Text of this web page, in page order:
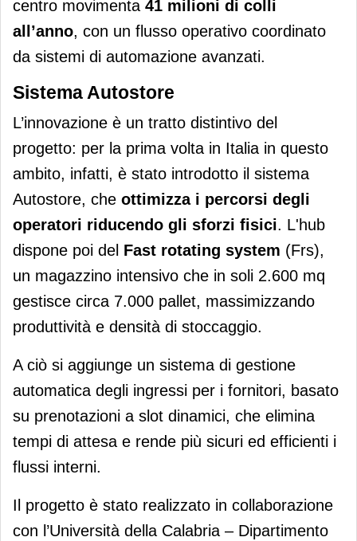
centro movimenta 41 milioni di colli
all’anno, con un flusso operativo coordinato
da sistemi di automazione avanzati.
Sistema Autostore
L’innovazione è un tratto distintivo del
progetto: per la prima volta in Italia in questo
ambito, infatti, è stato introdotto il sistema
Autostore, che ottimizza i percorsi degli
operatori riducendo gli sforzi fisici. L'hub
dispone poi del Fast rotating system (Frs),
un magazzino intensivo che in soli 2.600 mq
gestisce circa 7.000 pallet, massimizzando
produttività e densità di stoccaggio.
A ciò si aggiunge un sistema di gestione
automatica degli ingressi per i fornitori, basato
su prenotazioni a slot dinamici, che elimina
tempi di attesa e rende più sicuri ed efficienti i
flussi interni.
Il progetto è stato realizzato in collaborazione
con l’Università della Calabria – Dipartimento